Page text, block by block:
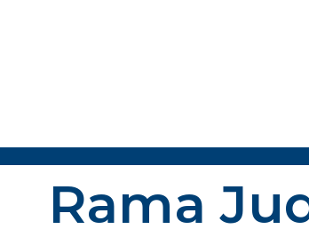
Rama